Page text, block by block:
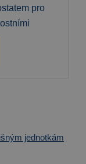
pro
jednotkám